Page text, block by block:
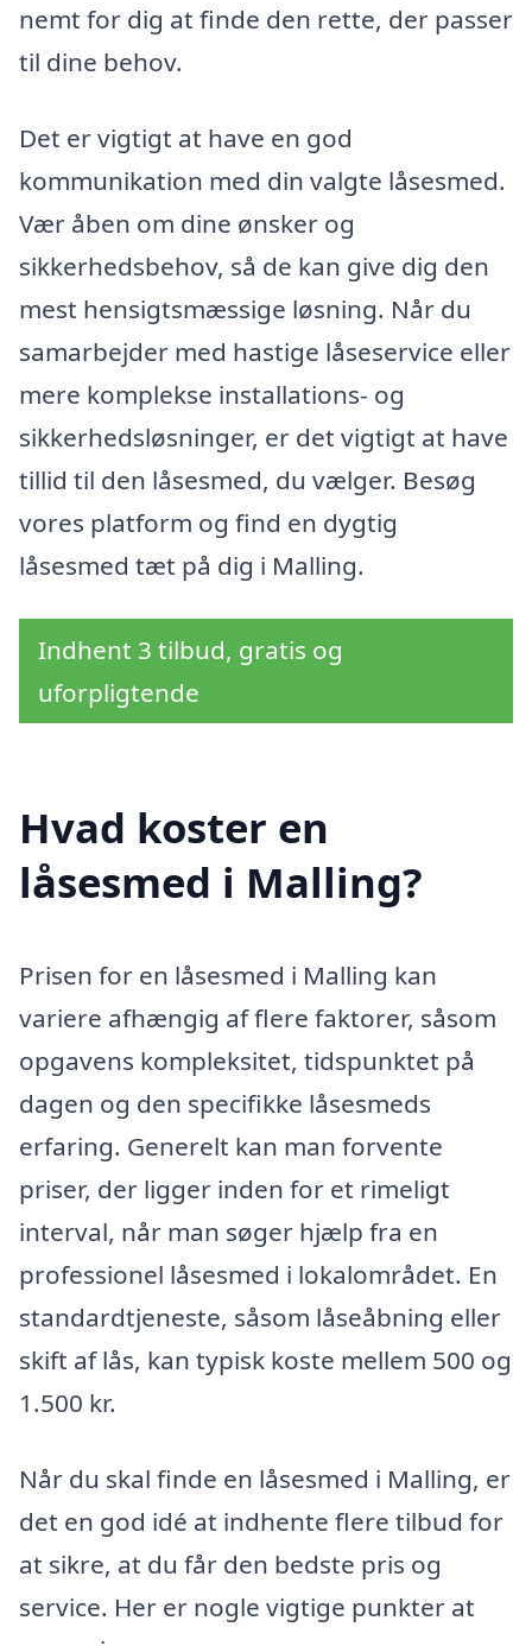
nemt for dig at finde den rette, der passer
til dine behov.
Det er vigtigt at have en god
kommunikation med din valgte låsesmed.
Vær åben om dine ønsker og
sikkerhedsbehov, så de kan give dig den
mest hensigtsmæssige løsning. Når du
samarbejder med hastige låseservice eller
mere komplekse installations- og
sikkerhedsløsninger, er det vigtigt at have
tillid til den låsesmed, du vælger. Besøg
vores platform og find en dygtig
låsesmed tæt på dig i Malling.
Indhent 3 tilbud, gratis og
uforpligtende
Hvad koster en
låsesmed i Malling?
Prisen for en låsesmed i Malling kan
variere afhængig af flere faktorer, såsom
opgavens kompleksitet, tidspunktet på
dagen og den specifikke låsesmeds
erfaring. Generelt kan man forvente
priser, der ligger inden for et rimeligt
interval, når man søger hjælp fra en
professionel låsesmed i lokalområdet. En
standardtjeneste, såsom låseåbning eller
skift af lås, kan typisk koste mellem 500 og
1.500 kr.
Når du skal finde en låsesmed i Malling, er
det en god idé at indhente flere tilbud for
at sikre, at du får den bedste pris og
service. Her er nogle vigtige punkter at